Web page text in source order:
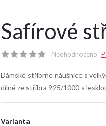
Safírové
Neohodnoceno
Dámské stříbrné náušnice s
dílně ze stříbra 925/1000 s
Varianta